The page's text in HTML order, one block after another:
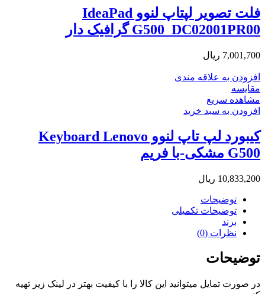
فلت تصویر لپتاپ لنوو IdeaPad
G500_DC02001PR00 گرافیک دار
7,001,700 ریال
افزودن به علاقه مندی
مقایسه
مشاهده سریع
افزودن به سبد خرید
کیبورد لپ تاپ لنوو Keyboard Lenovo
G500 مشکی-با فریم
10,833,200 ریال
توضیحات
توضیحات تکمیلی
برند
نظرات (0)
توضیحات
در صورت تمایل میتوانید این کالا را با کیفیت بهتر در لینک زیر تهیه